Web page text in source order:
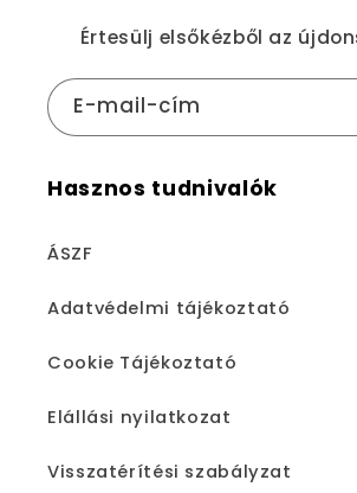
Értesülj elsőkézből az
E-mail-cím
Hasznos tudnivalók
ÁSZF
Adatvédelmi tájékoztató
Cookie Tájékoztató
Elállási nyilatkozat
Visszatérítési szabályzat